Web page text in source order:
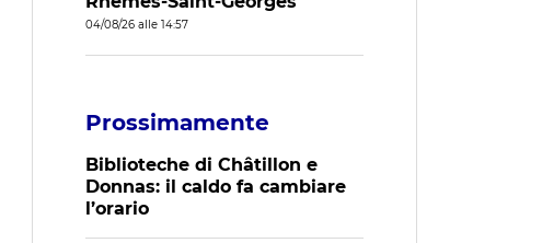
04/08/26 alle 14:57
Prossimamente
Biblioteche di Châtillon e
Donnas: il caldo fa cambiare
l’orario